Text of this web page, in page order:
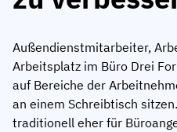
Schulungshistorie
Zertifikate & Lizenzen
Frontline Skills App
Ausbildungskoordinator
Betriebsleiter
ICT-Manager
Lebensmittelproduktion
Intersnack
JDE Coffee
Wissensdatenbank
AG5-Status
Unterstützung
Außendienstmitarbeiter,
Arbeitsplatz im Büro Drei
auf Bereiche der
an einem Schreibtisch
traditionell eher für